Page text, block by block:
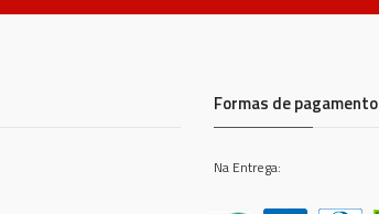
Formas de pagamento
Na Entrega: